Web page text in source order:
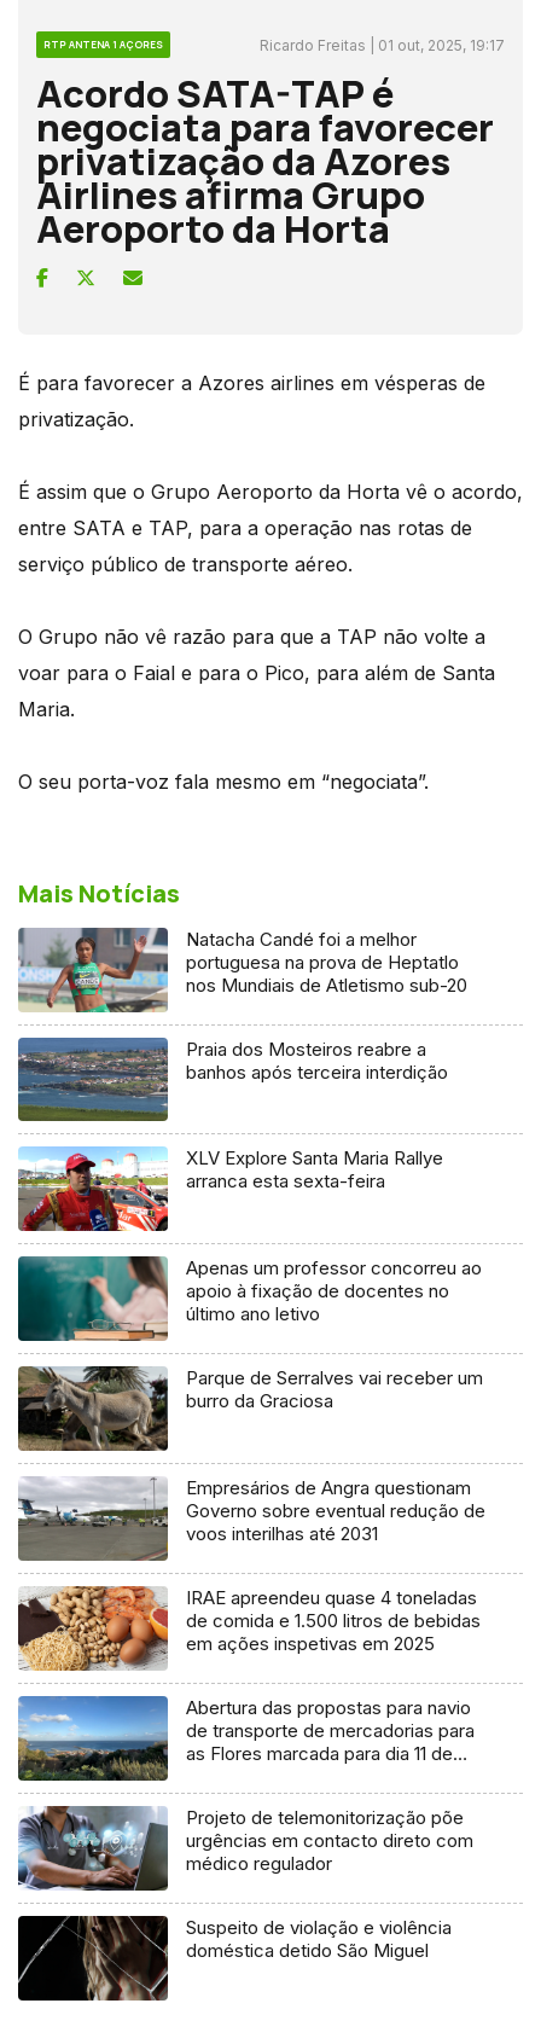
RTP ANTENA 1 AÇORES Ricardo Freitas | 01 out, 2025, 19:17
Acordo SATA-TAP é
negociata para favorecer
privatização da Azores
Airlines afirma Grupo
Aeroporto da Horta
É para favorecer a Azores airlines em vésperas de
privatização.
É assim que o Grupo Aeroporto da Horta vê o acordo,
entre SATA e TAP, para a operação nas rotas de
serviço público de transporte aéreo.
O Grupo não vê razão para que a TAP não volte a
voar para o Faial e para o Pico, para além de Santa
Maria.
O seu porta-voz fala mesmo em “negociata”.
Mais Notícias
Natacha Candé foi a melhor
portuguesa na prova de Heptatlo
nos Mundiais de Atletismo sub-20
Praia dos Mosteiros reabre a
banhos após terceira interdição
XLV Explore Santa Maria Rallye
arranca esta sexta-feira
Apenas um professor concorreu ao
apoio à fixação de docentes no
último ano letivo
Parque de Serralves vai receber um
burro da Graciosa
Empresários de Angra questionam
Governo sobre eventual redução de
voos interilhas até 2031
IRAE apreendeu quase 4 toneladas
de comida e 1.500 litros de bebidas
em ações inspetivas em 2025
Abertura das propostas para navio
de transporte de mercadorias para
as Flores marcada para dia 11 de
Projeto de telemonitorização põe
urgências em contacto direto com
médico regulador
Suspeito de violação e violência
doméstica detido São Miguel